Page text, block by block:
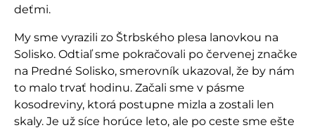
deťmi.
My sme vyrazili zo Štrbského plesa lanovkou na
Solisko. Odtiaľ sme pokračovali po červenej značke
na Predné Solisko, smerovník ukazoval, že by nám
to malo trvať hodinu. Začali sme v pásme
kosodreviny, ktorá postupne mizla a zostali len
skaly. Je už síce horúce leto, ale po ceste sme ešte